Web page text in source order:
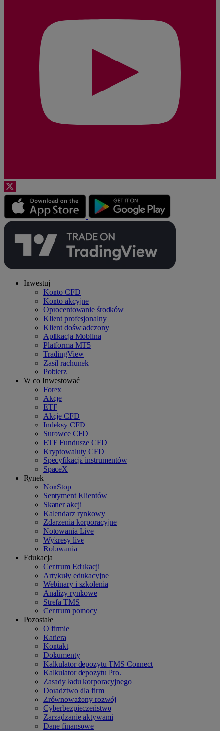
Inwestuj
Konto CFD
Konto akcyjne
Oprocentowanie środków
Klient profesjonalny
Klient doświadczony
Aplikacja Mobilna
Platforma MT5
TradingView
Zasil rachunek
Pobierz
W co Inwestować
Forex
Akcje
ETF
Akcje CFD
Indeksy CFD
Surowce CFD
ETF Fundusze CFD
Kryptowaluty CFD
Specyfikacja instrumentów
SpaceX
Rynek
NonStop
Sentyment Klientów
Skaner akcji
Kalendarz rynkowy
Zdarzenia korporacyjne
Notowania Live
Wykresy live
Rolowania
Edukacja
Centrum Edukacji
Artykuły edukacyjne
Webinary i szkolenia
Analizy rynkowe
Strefa TMS
Centrum pomocy
Pozostałe
O firmie
Kariera
Kontakt
Dokumenty
Kalkulator depozytu TMS Connect
Kalkulator depozytu Pro.
Zasady ładu korporacyjnego
Doradztwo dla firm
Zrównoważony rozwój
Cyberbezpieczeństwo
Zarządzanie aktywami
Dane finansowe